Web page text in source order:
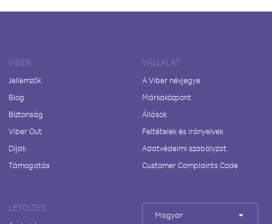
VIBER
Jellemzők
Blog
Biztonság
Viber Out
Díjak
Támogatás
VÁLLALAT
A Viber névjegye
Márkaközpont
Állások
Feltételek és irányelvek
Adatvédelmi szabályzat
Customer Complaints Code
LETÖLTÉS
Magyar